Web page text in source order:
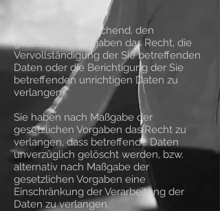
Sie haben entsprechend. den
gesetzlichen Vorgaben das Recht, die
Vervollständigung der Sie betreffenden
Daten oder die Berichtigung der Sie
betreffenden unrichtigen Daten zu
verlangen.
Sie haben nach Maßgabe der
gesetzlichen Vorgaben das Recht zu
verlangen, dass betreffende Daten
unverzüglich gelöscht werden, bzw.
alternativ nach Maßgabe der
gesetzlichen Vorgaben eine
Einschränkung der Verarbeitung der
Daten zu verlangen.